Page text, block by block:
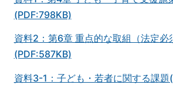
(PDF:798KB)
資料2：第6章 重点的な取組（法定必
(PDF:587KB)
資料3-1：子ども・若者に関する課題